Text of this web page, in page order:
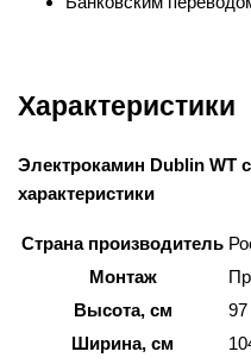
Характеристики
Электрокамин Dublin WT
характеристики
Страна производитель
Монтаж
Высота, см
97
Ширина, см